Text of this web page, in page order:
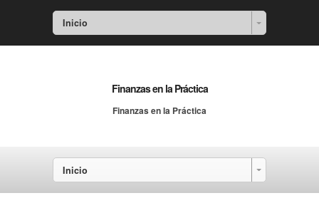
Inicio
Finanzas en la Práctica
Finanzas en la Práctica
Inicio